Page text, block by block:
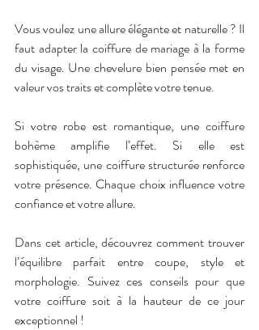
Vous voulez une allure élégante et naturelle ? Il
faut adapter la coiffure de mariage à la forme
du visage. Une chevelure bien pensée met en
valeur vos traits et complète votre tenue.
Si votre robe est romantique, une coiffure
bohème amplifie l’effet. Si elle est
sophistiquée, une coiffure structurée renforce
votre présence. Chaque choix influence votre
confiance et votre allure.
Dans cet article, découvrez comment trouver
l’équilibre parfait entre coupe, style et
morphologie. Suivez ces conseils pour que
votre coiffure soit à la hauteur de ce jour
exceptionnel !